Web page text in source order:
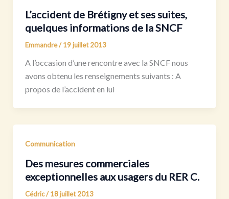
L’accident de Brétigny et ses suites,
quelques informations de la SNCF
Emmandre/19 juillet 2013
A l’occasion d’une rencontre avec la SNCF nous
avons obtenu les renseignements suivants : A
propos de l’accident en lui
Communication
Des mesures commerciales
exceptionnelles aux usagers du RER C.
Cédric/18 juillet 2013